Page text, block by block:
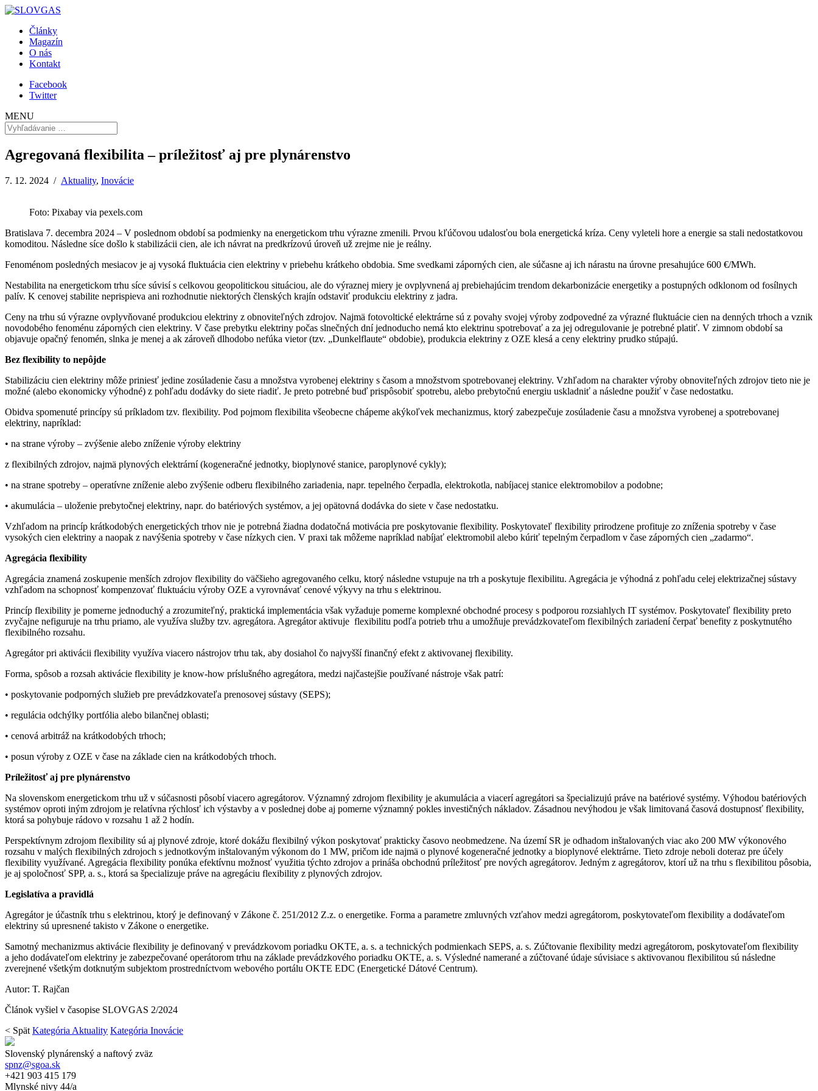
Články
Magazín
O nás
Kontakt
Facebook
Twitter
MENU
Agregovaná flexibilita – príležitosť aj pre plynárenstvo
7. 12. 2024 / Aktuality, Inovácie
Foto: Pixabay via pexels.com
Bratislava 7. decembra 2024 – V poslednom období sa podmienky na energetickom trhu výrazne zmenili. Prvou kľúčovou udalosťou bola energetická kríza. Ceny vyleteli hore a energie sa stali nedostatkovou
komoditou. Následne síce došlo k stabilizácii cien, ale ich návrat na predkrízovú úroveň už zrejme nie je reálny.
Fenoménom posledných mesiacov je aj vysoká fluktuácia cien elektriny v priebehu krátkeho obdobia. Sme svedkami záporných cien, ale súčasne aj ich nárastu na úrovne presahujúce 600 €/MWh.
Nestabilita na energetickom trhu síce súvisí s celkovou geopolitickou situáciou, ale do výraznej miery je ovplyvnená aj prebiehajúcim trendom dekarbonizácie energetiky a postupných odklonom od fosílnych
palív. K cenovej stabilite neprispieva ani rozhodnutie niektorých členských krajín odstaviť produkciu elektriny z jadra.
Ceny na trhu sú výrazne ovplyvňované produkciou elektriny z obnoviteľných zdrojov. Najmä fotovoltické elektrárne sú z povahy svojej výroby zodpovedné za výrazné fluktuácie cien na denných trhoch a vznik
novodobého fenoménu záporných cien elektriny. V čase prebytku elektriny počas slnečných dní jednoducho nemá kto elektrinu spotrebovať a za jej odregulovanie je potrebné platiť. V zimnom období sa
objavuje opačný fenomén, slnka je menej a ak zároveň dlhodobo nefúka vietor (tzv. „Dunkelflaute“ obdobie), produkcia elektriny z OZE klesá a ceny elektriny prudko stúpajú.
Bez flexibility to nepôjde
Stabilizáciu cien elektriny môže priniesť jedine zosúladenie času a množstva vyrobenej elektriny s časom a množstvom spotrebovanej elektriny. Vzhľadom na charakter výroby obnoviteľných zdrojov tieto nie je
možné (alebo ekonomicky výhodné) z pohľadu dodávky do siete riadiť. Je preto potrebné buď prispôsobiť spotrebu, alebo prebytočnú energiu uskladniť a následne použiť v čase nedostatku.
Obidva spomenuté princípy sú príkladom tzv. flexibility. Pod pojmom flexibilita všeobecne chápeme akýkoľvek mechanizmus, ktorý zabezpečuje zosúladenie času a množstva vyrobenej a spotrebovanej
elektriny, napríklad:
• na strane výroby – zvýšenie alebo zníženie výroby elektriny
z flexibilných zdrojov, najmä plynových elektrární (kogeneračné jednotky, bioplynové stanice, paroplynové cykly);
• na strane spotreby – operatívne zníženie alebo zvýšenie odberu flexibilného zariadenia, napr. tepelného čerpadla, elektrokotla, nabíjacej stanice elektromobilov a podobne;
• akumulácia – uloženie prebytočnej elektriny, napr. do batériových systémov, a jej opätovná dodávka do siete v čase nedostatku.
Vzhľadom na princíp krátkodobých energetických trhov nie je potrebná žiadna dodatočná motivácia pre poskytovanie flexibility. Poskytovateľ flexibility prirodzene profituje zo zníženia spotreby v čase
vysokých cien elektriny a naopak z navýšenia spotreby v čase nízkych cien. V praxi tak môžeme napríklad nabíjať elektromobil alebo kúriť tepelným čerpadlom v čase záporných cien „zadarmo“.
Agregácia flexibility
Agregácia znamená zoskupenie menších zdrojov flexibility do väčšieho agregovaného celku, ktorý následne vstupuje na trh a poskytuje flexibilitu. Agregácia je výhodná z pohľadu celej elektrizačnej sústavy
vzhľadom na schopnosť kompenzovať fluktuáciu výroby OZE a vyrovnávať cenové výkyvy na trhu s elektrinou.
Princíp flexibility je pomerne jednoduchý a zrozumiteľný, praktická implementácia však vyžaduje pomerne komplexné obchodné procesy s podporou rozsiahlych IT systémov. Poskytovateľ flexibility preto
zvyčajne nefiguruje na trhu priamo, ale využíva služby tzv. agregátora. Agregátor aktivuje flexibilitu podľa potrieb trhu a umožňuje prevádzkovateľom flexibilných zariadení čerpať benefity z poskytnutého
flexibilného rozsahu.
Agregátor pri aktivácii flexibility využíva viacero nástrojov trhu tak, aby dosiahol čo najvyšší finančný efekt z aktivovanej flexibility.
Forma, spôsob a rozsah aktivácie flexibility je know-how príslušného agregátora, medzi najčastejšie používané nástroje však patrí:
• poskytovanie podporných služieb pre prevádzkovateľa prenosovej sústavy (SEPS);
• regulácia odchýlky portfólia alebo bilančnej oblasti;
• cenová arbitráž na krátkodobých trhoch;
• posun výroby z OZE v čase na základe cien na krátkodobých trhoch.
Príležitosť aj pre plynárenstvo
Na slovenskom energetickom trhu už v súčasnosti pôsobí viacero agregátorov. Významný zdrojom flexibility je akumulácia a viacerí agregátori sa špecializujú práve na batériové systémy. Výhodou batériových
systémov oproti iným zdrojom je relatívna rýchlosť ich výstavby a v poslednej dobe aj pomerne významný pokles investičných nákladov. Zásadnou nevýhodou je však limitovaná časová dostupnosť flexibility,
ktorá sa pohybuje rádovo v rozsahu 1 až 2 hodín.
Perspektívnym zdrojom flexibility sú aj plynové zdroje, ktoré dokážu flexibilný výkon poskytovať prakticky časovo neobmedzene. Na území SR je odhadom inštalovaných viac ako 200 MW výkonového
rozsahu v malých flexibilných zdrojoch s jednotkovým inštalovaným výkonom do 1 MW, pričom ide najmä o plynové kogeneračné jednotky a bioplynové elektrárne. Tieto zdroje neboli doteraz pre účely
flexibility využívané. Agregácia flexibility ponúka efektívnu možnosť využitia týchto zdrojov a prináša obchodnú príležitosť pre nových agregátorov. Jedným z agregátorov, ktorí už na trhu s flexibilitou pôsobia,
je aj spoločnosť SPP, a. s., ktorá sa špecializuje práve na agregáciu flexibility z plynových zdrojov.
Legislatíva a pravidlá
Agregátor je účastník trhu s elektrinou, ktorý je definovaný v Zákone č. 251/2012 Z.z. o energetike. Forma a parametre zmluvných vzťahov medzi agregátorom, poskytovateľom flexibility a dodávateľom
elektriny sú upresnené takisto v Zákone o energetike.
Samotný mechanizmus aktivácie flexibility je definovaný v prevádzkovom poriadku OKTE, a. s. a technických podmienkach SEPS, a. s. Zúčtovanie flexibility medzi agregátorom, poskytovateľom flexibility
a jeho dodávateľom elektriny je zabezpečované operátorom trhu na základe prevádzkového poriadku OKTE, a. s. Výsledné namerané a zúčtované údaje súvisiace s aktivovanou flexibilitou sú následne
zverejnené všetkým dotknutým subjektom prostredníctvom webového portálu OKTE EDC (Energetické Dátové Centrum).
Autor: T. Rajčan
Článok vyšiel v časopise SLOVGAS 2/2024
< Spät Kategória Aktuality Kategória Inovácie
Slovenský plynárenský a naftový zväz
spnz@sgoa.sk
+421 903 415 179
Mlynské nivy 44/a